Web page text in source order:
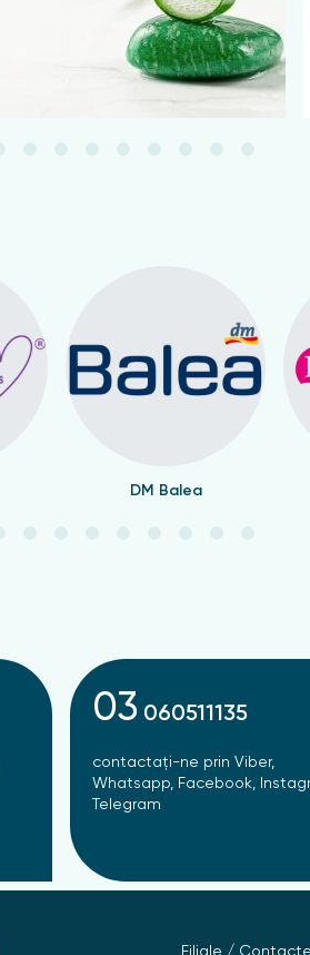
DM Balea
03 060511135
contactați-ne prin Viber,
Whatsapp, Facebook,
Telegram
Filiale / Contacte